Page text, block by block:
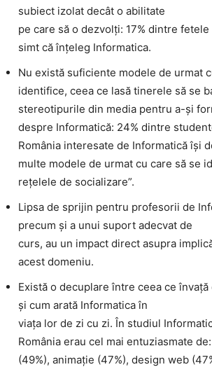
subiect izolat decât o abilitate
pe care să o dezvolți: 17% dintre fetele
simt că înțeleg Informatica.
Nu există suficiente modele de urmat
identifice, ceea ce lasă tinerele să se
stereotipurile din media pentru a-și
despre Informatică: 24% dintre
România interesate de Informatică își
multe modele de urmat cu care să se
rețelele de socializare”.
Lipsa de sprijin pentru profesorii de
precum și a unui suport adecvat de
curs, au un impact direct asupra
acest domeniu.
Există o decuplare între ceea ce
și cum arată Informatica în
viața lor de zi cu zi. În studiul
România erau cel mai entuziasmate
(49%), animație (47%), design web